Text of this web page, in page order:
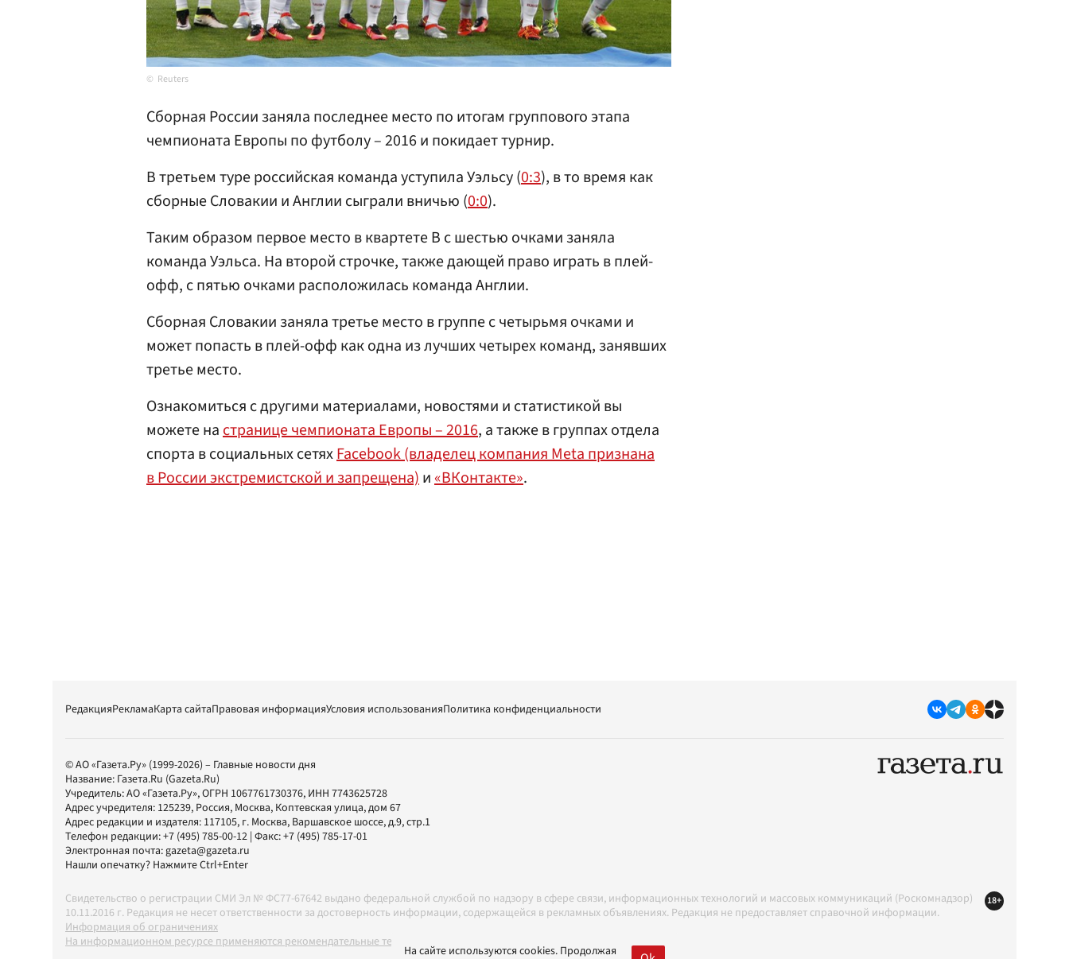
Reuters
Сборная России заняла последнее место по итогам группового этапа
чемпионата Европы по футболу – 2016 и покидает турнир.
В третьем туре российская команда уступила Уэльсу (0:3), в то время как
сборные Словакии и Англии сыграли вничью (0:0).
Таким образом первое место в квартете B с шестью очками заняла
команда Уэльса. На второй строчке, также дающей право играть в плей-
офф, с пятью очками расположилась команда Англии.
Сборная Словакии заняла третье место в группе с четырьмя очками и
может попасть в плей-офф как одна из лучших четырех команд, занявших
третье место.
Ознакомиться с другими материалами, новостями и статистикой вы
можете настранице чемпионата Европы – 2016, а также в группах отдела
спорта в социальных сетяхFacebook (владелец компания Meta признана
в России экстремистской и запрещена)и«ВКонтакте».
РедакцияРекламаКарта сайтаПравовая информацияУсловия использованияПолитика конфиденциальности
© АО «Газета.Ру» (1999-2026) – Главные новости дня
Название: Газета.Ru (Gazeta.Ru)
Учредитель:АО «Газета.Ру», ОГРН 1067761730376, ИНН 7743625728
Адрес учредителя: 125239, Россия, Москва, Коптевская улица, дом 67
Адрес редакции и издателя: 117105, г. Москва, Варшавское шоссе, д.9, стр.1
Телефон редакции:+7 (495) 785-00-12 | Факс:+7 (495) 785-17-01
Электронная почта:gazeta@gazeta.ru
Нашли опечатку? Нажмите Ctrl+Enter
Свидетельство о регистрации СМИ Эл № ФС77-67642 выдано федеральной службой по надзору в сфере связи, информационных технологий и массовых коммуникаций (Роскомнадзор)
10.11.2016 г. Редакция не несет ответственности за достоверность информации, содержащейся в рекламных объявлениях. Редакция не предоставляет справочной информации.
Информация об ограничениях
На информационном ресурсе применяются рекомендательные технологии в соответствии с Правилами
18+
На сайте используются cookies. Продолжая